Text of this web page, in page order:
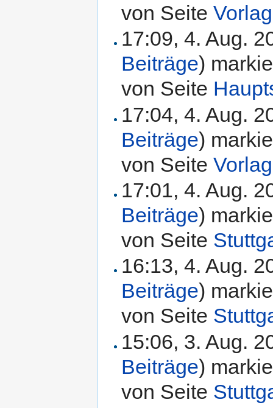
von Seite
17:09, 4. Aug.
Beiträge)
von Seite
17:04, 4. Aug.
Beiträge)
von Seite
17:01, 4. Aug.
Beiträge)
von Seite
16:13, 4. Aug.
Beiträge)
von Seite
15:06, 3. Aug.
Beiträge)
von Seite